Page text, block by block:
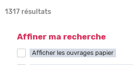
Se souvenir de moi
1317 résultats
Affiner ma recherche
Afficher les ouvrages papier
Apply Afficher les ouvrages papier